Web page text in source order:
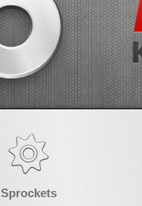
Sprockets